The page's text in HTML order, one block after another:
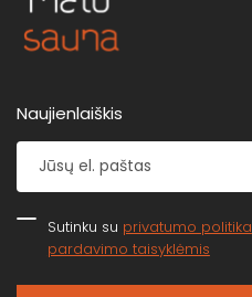
Naujienlaiškis
Sutinku su privatumo politika
pardavimo taisyklėmis